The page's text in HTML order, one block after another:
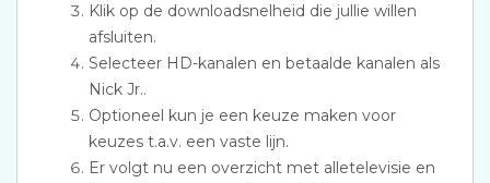
Klik op de downloadsnelheid die jullie willen
afsluiten.
Selecteer HD-kanalen en betaalde kanalen als
Nick Jr..
Optioneel kun je een keuze maken voor
keuzes t.a.v. een vaste lijn.
Er volgt nu een overzicht met alletelevisie en